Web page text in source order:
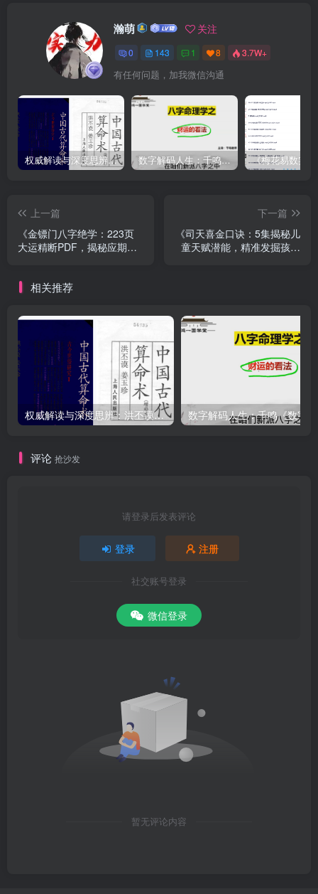
瀚萌 关注
0 143 1 8 3.7W+
有任何问题，加我微信沟通
权威解读与深度思辨：洪丕谟亲授《中国古代算命术》视频+PDF，系统掌握命理精髓与文化视角 数字解码人生：千鸣《数字八字》8集速成课 – 用生命数字预测财运、健康、感情，0基础也能3天入门的神奇命理学
上一篇
《金镖门八字绝学：223页
大运精断PDF，揭秘应期、
下一篇
《司天喜金口诀：5集揭秘儿
童天赋潜能，精准发掘孩子
相关推荐
权威解读与深度思辨：洪丕谟亲授《中国古代算命术》视频+PDF，系统掌握命理精髓与文化视角
评论 抢沙发
请登录后发表评论
登录 注册
社交账号登录
微信登录
暂无评论内容